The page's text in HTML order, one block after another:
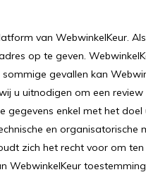
van WebwinkelKeur.
op te geven.
sommige gevallen kan
u uitnodigen om een
gegevens enkel met het
en
zich het recht voor om
WebwinkelKeur